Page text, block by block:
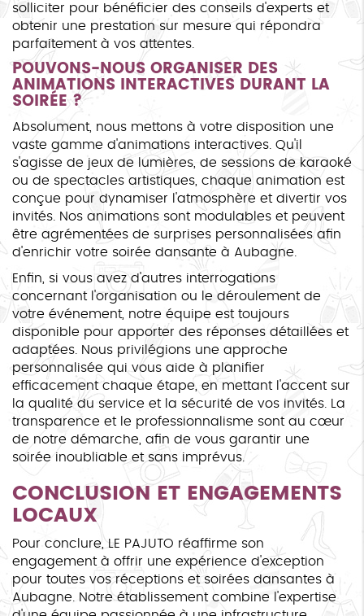
solliciter pour bénéficier des conseils d'experts et
obtenir une prestation sur mesure qui répondra
parfaitement à vos attentes.
POUVONS-NOUS ORGANISER DES
ANIMATIONS INTERACTIVES DURANT LA
SOIRÉE ?
Absolument, nous mettons à votre disposition une
vaste gamme d'animations interactives. Qu'il
s'agisse de jeux de lumières, de sessions de karaoké
ou de spectacles artistiques, chaque animation est
conçue pour dynamiser l'atmosphère et divertir vos
invités. Nos animations sont modulables et peuvent
être agrémentées de surprises personnalisées afin
d'enrichir votre soirée dansante à Aubagne.
Enfin, si vous avez d'autres interrogations
concernant l'organisation ou le déroulement de
votre événement, notre équipe est toujours
disponible pour apporter des réponses détaillées et
adaptées. Nous privilégions une approche
personnalisée qui vous aide à planifier
efficacement chaque étape, en mettant l'accent sur
la qualité du service et la sécurité de vos invités. La
transparence et le professionnalisme sont au cœur
de notre démarche, afin de vous garantir une
soirée inoubliable et sans imprévus.
CONCLUSION ET ENGAGEMENTS
LOCAUX
Pour conclure, LE PAJUTO réaffirme son
engagement à offrir une expérience d'exception
pour toutes vos réceptions et soirées dansantes à
Aubagne. Notre établissement combine l'expertise